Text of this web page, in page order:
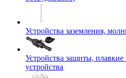
Устройства заземления,
Устройства защиты,
устройства